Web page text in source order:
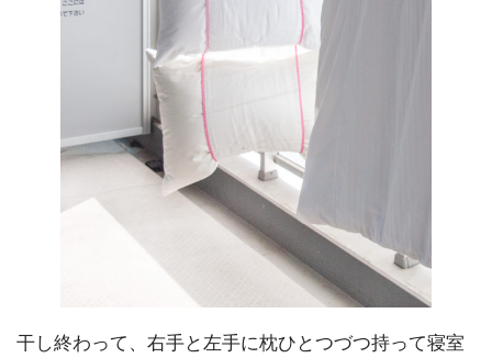
干し終わって、右手と左手に枕ひとつづつ持って寝室